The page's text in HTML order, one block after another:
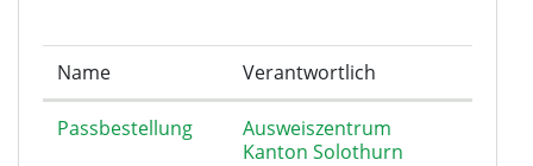
Name Verantwortlich
Passbestellung
Ausweiszentrum
Kanton Solothurn